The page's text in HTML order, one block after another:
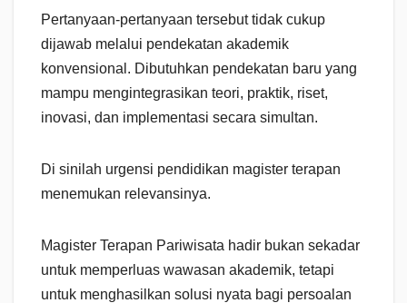
Pertanyaan-pertanyaan tersebut tidak cukup
dijawab melalui pendekatan akademik
konvensional. Dibutuhkan pendekatan baru yang
mampu mengintegrasikan teori, praktik, riset,
inovasi, dan implementasi secara simultan.
Di sinilah urgensi pendidikan magister terapan
menemukan relevansinya.
Magister Terapan Pariwisata hadir bukan sekadar
untuk memperluas wawasan akademik, tetapi
untuk menghasilkan solusi nyata bagi persoalan